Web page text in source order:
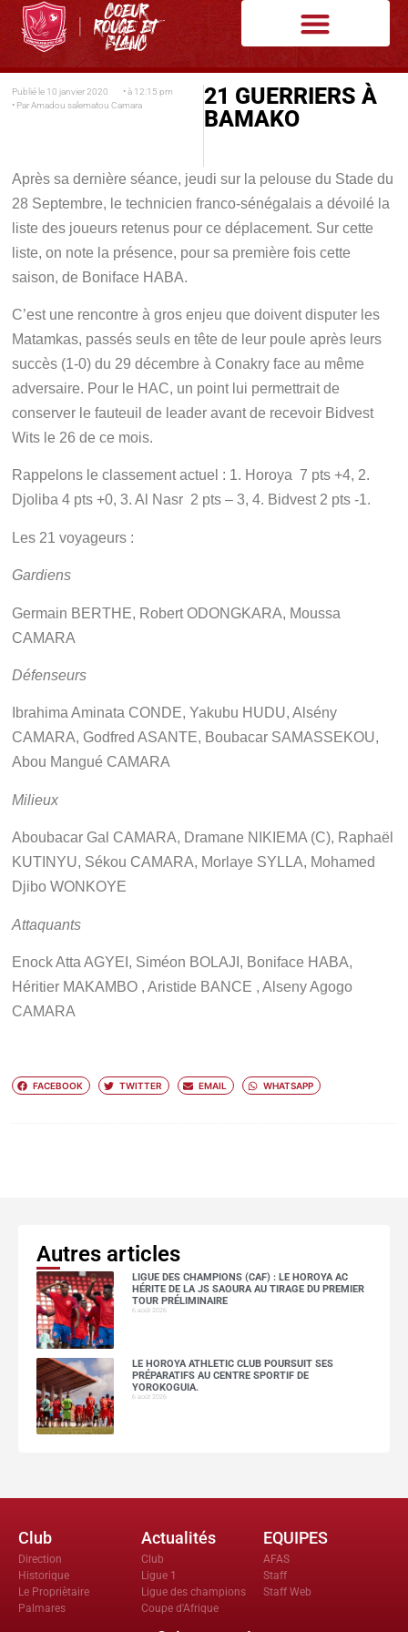
Publié le 10 janvier 2020 • à 12:15 pm
• ParAmadou salematou Camara
21 GUERRIERS À
BAMAKO
Après sa dernière séance, jeudi sur la pelouse du Stade du
28 Septembre, le technicien franco-sénégalais a dévoilé la
liste des joueurs retenus pour ce déplacement. Sur cette
liste, on note la présence, pour sa première fois cette
saison, de Boniface HABA.
C’est une rencontre à gros enjeu que doivent disputer les
Matamkas, passés seuls en tête de leur poule après leurs
succès (1-0) du 29 décembre à Conakry face au même
adversaire. Pour le HAC, un point lui permettrait de
conserver le fauteuil de leader avant de recevoir Bidvest
Wits le 26 de ce mois.
Rappelons le classement actuel : 1. Horoya 7 pts +4, 2.
Djoliba 4 pts +0, 3. Al Nasr 2 pts – 3, 4. Bidvest 2 pts -1.
Les 21 voyageurs :
Gardiens
Germain BERTHE, Robert ODONGKARA, Moussa
CAMARA
Défenseurs
Ibrahima Aminata CONDE, Yakubu HUDU, Alsény
CAMARA, Godfred ASANTE, Boubacar SAMASSEKOU,
Abou Mangué CAMARA
Milieux
Aboubacar Gal CAMARA, Dramane NIKIEMA (C), Raphaël
KUTINYU, Sékou CAMARA, Morlaye SYLLA, Mohamed
Djibo WONKOYE
Attaquants
Enock Atta AGYEI, Siméon BOLAJI, Boniface HABA,
Héritier MAKAMBO , Aristide BANCE , Alseny Agogo
CAMARA
FACEBOOK TWITTER EMAIL WHATSAPP
Autres articles
LIGUE DES CHAMPIONS (CAF) : LE HOROYA AC
HÉRITE DE LA JS SAOURA AU TIRAGE DU PREMIER
TOUR PRÉLIMINAIRE
6 août 2026
LE HOROYA ATHLETIC CLUB POURSUIT SES
PRÉPARATIFS AU CENTRE SPORTIF DE
YOROKOGUIA.
6 août 2026
Club
Direction
Historique
Le Propriètaire
Palmares
Actualités
Club
Ligue 1
Ligue des champions
Coupe d'Afrique
EQUIPES
AFAS
Staff
Staff Web